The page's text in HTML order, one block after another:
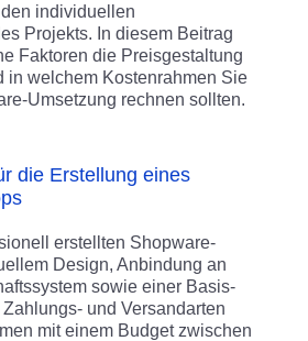
individuellen
Projekts. In diesem Beitrag
Faktoren die Preisgestaltung
in welchem Kostenrahmen Sie
Umsetzung rechnen sollten.
die Erstellung eines
erstellten Shopware-
Design, Anbindung an
sowie einer Basis-
und Versandarten
mit einem Budget zwischen